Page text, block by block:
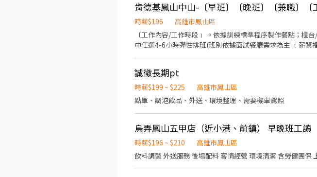
肯德基鳳山中山-〔早班〕〔晚班〕〔兼職〕〔
時薪$196
高雄市鳳山區
〔工作內容/工作時段﹞ 。依據訓練標準程序製作餐點；櫃台/外送服務、門市環境清維護(騎乘公司提供之外送車 。可於各班別
中任選4-6小時彈性排班(班別依據面試餐廳需求為主 ﹝薪資福利﹞ ★ 基本時薪：$196 "起" ★ 津貼福利 ◆ 外送：$10-14/每趟
用餐折扣：兼職夥伴當日任職滿4小時，即享有85折員購折扣；組長當日任
我慶祝，生日當月我們提供你品牌禮卷 讓生日更有溫度 你過節我共歡，重要節慶我們提供你福利禮券 好好與家人歡慶 你旅遊我
贊助，每年職福會提供你旅遊津貼 好好享受幸福人生 ◎ 詳細
誠徵長期pt
時薪$199 ~ $225
高雄市鳳山區
點單、調泡飲品、外送、環境整理、需要機車駕照
烏弄鳳山五甲店（近小港、前鎮） 早晚班工讀
時薪$196 ~ $210
高雄市鳳山區
飲